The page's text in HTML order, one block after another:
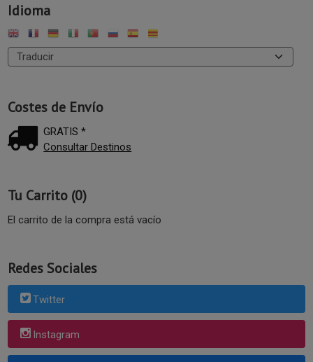
Idioma
Costes de Envío
GRATIS *
Consultar Destinos
Tu Carrito (0)
El carrito de la compra está vacío
Redes Sociales
Twitter
Instagram